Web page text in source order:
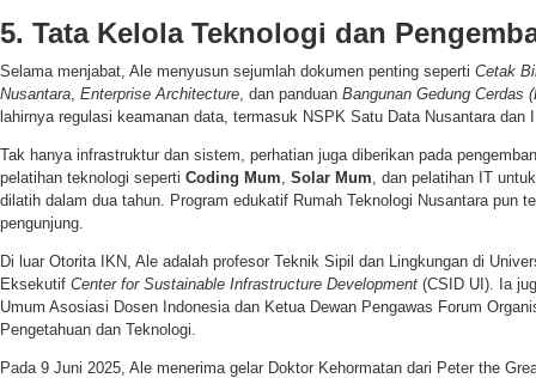
5. Tata Kelola Teknologi dan
Selama menjabat, Ale menyusun sejumlah dokumen penting seperti Cetak
Nusantara, Enterprise Architecture, dan panduan Bangunan Gedung Cerdas
lahirnya regulasi keamanan data, termasuk NSPK Satu Data Nusantara dan
Tak hanya infrastruktur dan sistem, perhatian juga diberikan pada
pelatihan teknologi seperti Coding Mum, Solar Mum, dan pelatihan IT
dilatih dalam dua tahun. Program edukatif Rumah Teknologi Nusantara pun
pengunjung.
Di luar Otorita IKN, Ale adalah profesor Teknik Sipil dan Lingkungan di
Eksekutif Center for Sustainable Infrastructure Development (CSID UI). Ia
Umum Asosiasi Dosen Indonesia dan Ketua Dewan Pengawas Forum
Pengetahuan dan Teknologi.
Pada 9 Juni 2025, Ale menerima gelar Doktor Kehormatan dari Peter the